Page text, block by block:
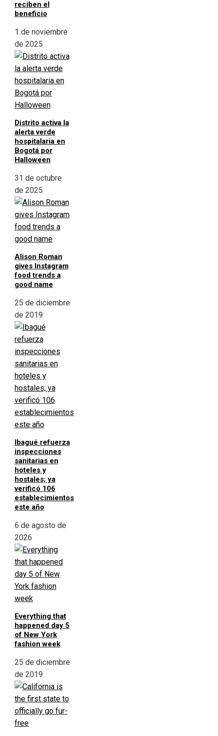
reciben el
beneficio
1 de noviembre
de 2025
Distrito activa la
alerta verde
hospitalaria en
Bogotá por
Halloween
31 de octubre
de 2025
Alison Roman
gives Instagram
food trends a
good name
25 de diciembre
de 2019
Ibagué refuerza
inspecciones
sanitarias en
hoteles y
hostales; ya
verificó 106
establecimientos
este año
6 de agosto de
2026
Everything that
happened day 5
of New York
fashion week
25 de diciembre
de 2019